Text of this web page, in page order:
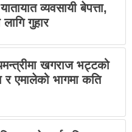
व्यवसायी बेपत्ता,
गुहार
खगराज भट्टको
र एमालेको भागमा कति